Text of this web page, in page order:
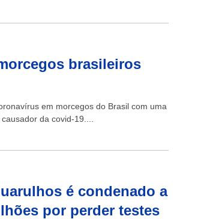
brasileiros
em morcegos do Brasil com uma
da covid-19....
é condenado a
por perder testes